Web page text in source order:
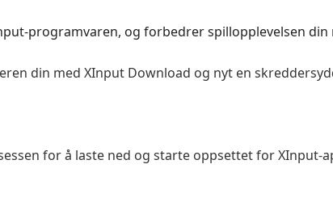
programvaren, og forbedrer spillopplevelsen
din med XInput Download og nyt en
for å laste ned og starte oppsettet for XInput-